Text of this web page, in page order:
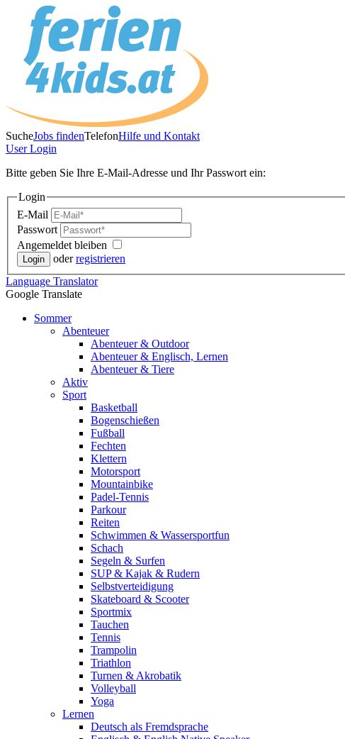
SucheJobs findenTelefonHilfe und Kontakt
UserLogin
Bitte geben Sie Ihre E-Mail-Adresse und Ihr Passwort ein:
Login
E-Mail
Passwort
Angemeldet bleiben
oderregistrieren
Language Translator
Google Translate
Sommer
Abenteuer
Abenteuer & Outdoor
Abenteuer & Englisch, Lernen
Abenteuer & Tiere
Aktiv
Sport
Basketball
Bogenschießen
Fußball
Fechten
Klettern
Motorsport
Mountainbike
Padel-Tennis
Parkour
Reiten
Schwimmen & Wassersportfun
Schach
Segeln & Surfen
SUP & Kajak & Rudern
Selbstverteidigung
Skateboard & Scooter
Sportmix
Tauchen
Tennis
Trampolin
Triathlon
Turnen & Akrobatik
Volleyball
Yoga
Lernen
Deutsch als Fremdsprache